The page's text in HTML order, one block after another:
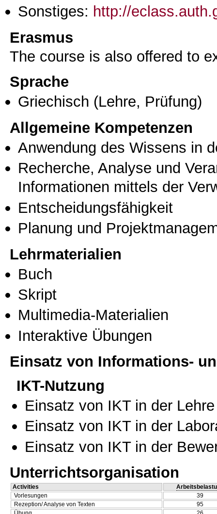
Sonstiges: http://
Erasmus
The course is also offered to
Sprache
Griechisch (Lehre, Prüfung)
Allgemeine Kompetenzen
Anwendung des Wissens in
Recherche, Analyse und
Informationen mittels der
Entscheidungsfähigkeit
Planung und
Lehrmaterialien
Buch
Skript
Multimedia-Materialien
Interaktive Übungen
Einsatz von Informations-
IKT-Nutzung
Einsatz von IKT in der Lehre
Einsatz von IKT in der
Einsatz von IKT in der
Unterrichtsorganisation
Activities
Vorlesungen
39
Rezeption/ Analyse von Texten
95